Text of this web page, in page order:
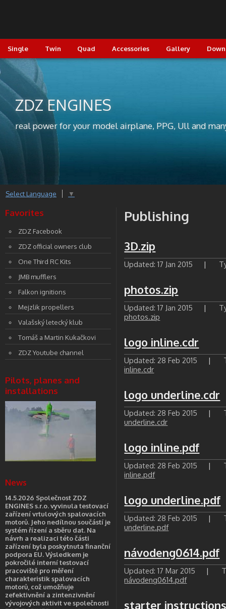
Single Twin Quad Accessories Gallery
ZDZ ENGINES
real power for your model airplane, PPG, Ull and
Publishing
3D.zip
Updated: 17 Jan 2015 |
photos.zip
Updated: 17 Jan 2015 |
photos.zip
logo inline.cdr
Updated: 28 Feb 2015 |
inline.cdr
logo underline.cdr
Updated: 28 Feb 2015 |
underline.cdr
logo inline.pdf
Updated: 28 Feb 2015 |
inline.pdf
logo underline.pdf
Updated: 28 Feb 2015 |
underline.pdf
návodeng0614.pdf
Updated: 17 Mar 2015 |
návodeng0614.pdf
starter
Select Language ▼
Favorites
ZDZ Facebook
ZDZ official owners club
One Third RC Kits
JMB mufflers
Falkon ignitions
Mejzlik propellers
Valašský letecký klub
Tomáš a Martin Kukačkovi
ZDZ Youtube channel
Pilots, planes and
installations
News
14.5.2026 Společnost ZDZ
ENGINES s.r.o. vyvinula testovací
zařízení vrtulových spalovacích
motorů. Jeho nedílnou součástí je
systém řízení a sběru dat. Na
návrh a realizaci této části
zařízení byla poskytnuta finanční
podpora EU. Výsledkem je
pokročilé interní testovací
pracoviště pro měření
charakteristik spalovacích
motorů, což umožňuje
zefektivnění a zintenzivnění
vývojových aktivit ve společnosti